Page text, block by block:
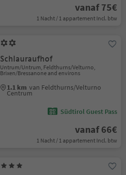
vanaf 75€
1 Nacht / 1 appartement Incl. btw
Schlauraufhof
Untrum/Untrum, Feldthurns/Velturno,
Brixen/Bressanone and environs
1.1 km van Feldthurns/Velturno
Centrum
Südtirol Guest Pass
vanaf 66€
1 Nacht / 1 appartement Incl. btw